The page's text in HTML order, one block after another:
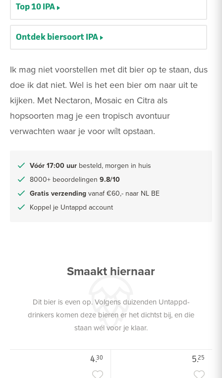
Ik mag niet voorstellen met dit bier op te staan, dus
doe ik dat niet. Wel is het een bier om naar uit te
kijken. Met Nectaron, Mosaic en Citra als
hopsoorten mag je een tropisch avontuur
verwachten waar je voor wílt opstaan.
Vóór 17:00 uur besteld, morgen in huis
8000+ beoordelingen 9.8/10
Gratis verzending vanaf €60,- naar NL BE
Koppel je Untappd account
Top 10 IPA
Ontdek biersoort IPA
Smaakt hiernaar
Dit bier is even op. Volgens duizenden Untappd-
drinkers komen deze bieren er het dichtst bij, en die
staan wél voor je klaar.
4.30 5.25